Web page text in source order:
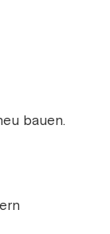
bauen.